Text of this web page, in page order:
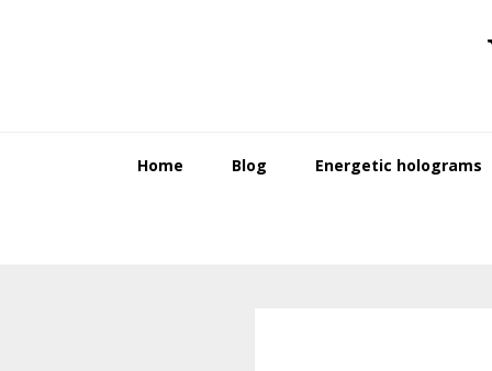
Home Blog Energetic holograms